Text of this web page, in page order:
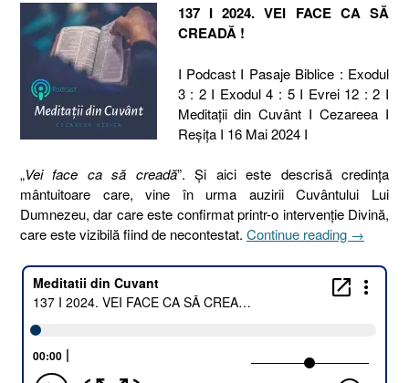
137 I 2024. VEI FACE CA SĂ
CREADĂ !
I Podcast I Pasaje Biblice : Exodul
3 : 2 I Exodul 4 : 5 I Evrei 12 : 2 I
Meditaţii din Cuvânt I Cezareea I
Reşiţa I 16 Mai 2024 I
„Vei face ca să creadă”. Și aici este descrisă credința
mântuitoare care, vine în urma auzirii Cuvântului Lui
Dumnezeu, dar care este confirmat printr-o intervenție Divină,
care este vizibilă fiind de necontestat. Continue reading „137
2024.
VEI
→